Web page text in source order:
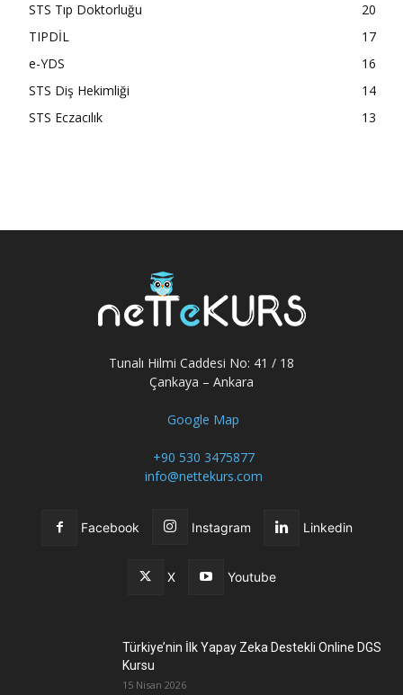
STS Tıp Doktorluğu
20
TIPDİL
17
e-YDS
16
STS Diş Hekimliği
14
STS Eczacılık
13
Tunalı Hilmi Caddesi No: 41 / 18
Çankaya – Ankara
Google Map
+90 530 3475877
info@nettekurs.com
Facebook Instagram Linkedin
X Youtube
Türkiye’nin İlk Yapay Zeka Destekli Online DGS
Kursu
15 Nisan 2026